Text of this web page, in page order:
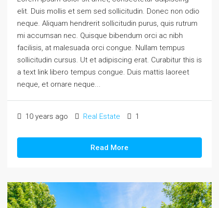
elit. Duis mollis et sem sed sollicitudin. Donec non odio
neque. Aliquam hendrerit sollicitudin purus, quis rutrum
mi accumsan nec. Quisque bibendum orci ac nibh
facilisis, at malesuada orci congue. Nullam tempus
sollicitudin cursus. Ut et adipiscing erat. Curabitur this is
a text link libero tempus congue. Duis mattis laoreet
neque, et ornare neque...
10 years ago Real Estate 1
Read More